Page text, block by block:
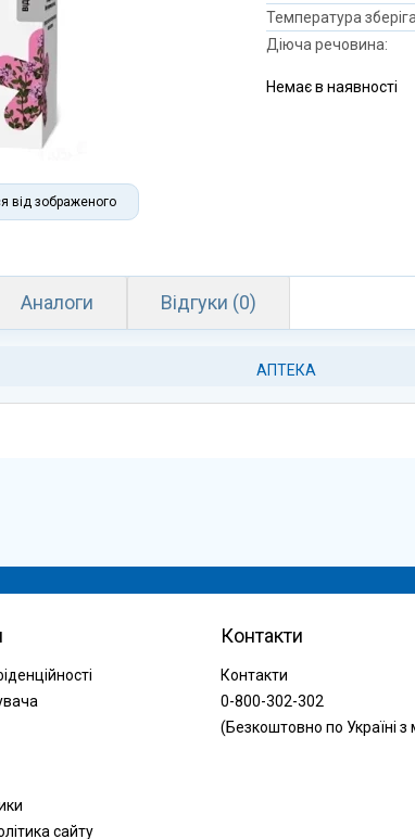
від зображеного
Температура
Діюча речовина:
Немає в наявності
Аналоги Відгуки (0)
АПТЕКА
сайту
Контакти
Контакти
0-800-302-302
(Безкоштовно по Україні з